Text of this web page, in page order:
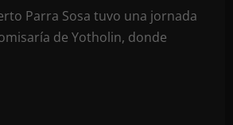
Parra Sosa tuvo una jornada
de Yotholin, donde